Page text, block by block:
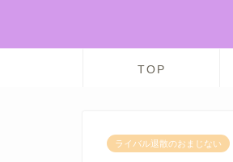
TOP
ライバル退散のおまじない